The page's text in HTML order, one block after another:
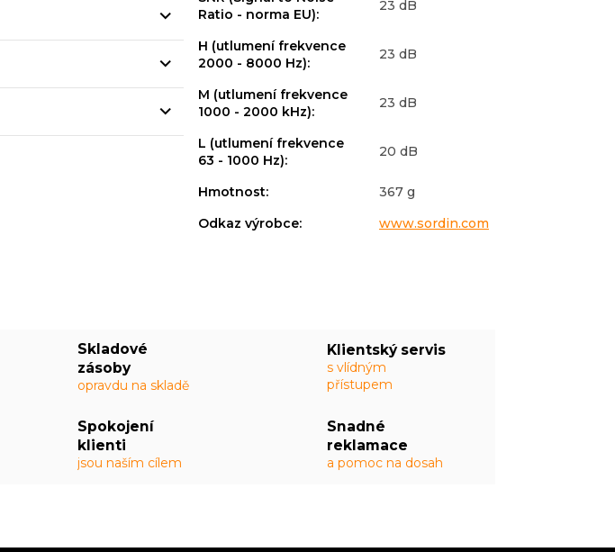
Skladové
zásoby
opravdu na skladě
Klientský servis
s vlídným
přístupem
Spokojení
klienti
jsou naším cílem
Snadné
reklamace
a pomoc na dosah
Ratio - norma EU):
23 dB
H (utlumení frekvence
2000 - 8000 Hz):
23 dB
M (utlumení frekvence
1000 - 2000 kHz):
23 dB
L (utlumení frekvence
63 - 1000 Hz):
20 dB
Hmotnost:
367 g
Odkaz výrobce: www.sordin.com